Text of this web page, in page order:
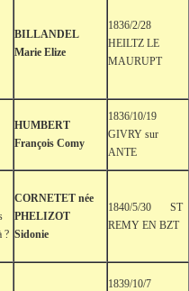
BILLANDEL
Marie Elize
1836/2/28
HEILTZ LE
MAURUPT
HUMBERT
François Comy
1836/10/19
GIVRY sur
ANTE
?
CORNETET née
PHELIZOT
Sidonie
1840/5/30 ST
REMY EN BZT
1839/10/7